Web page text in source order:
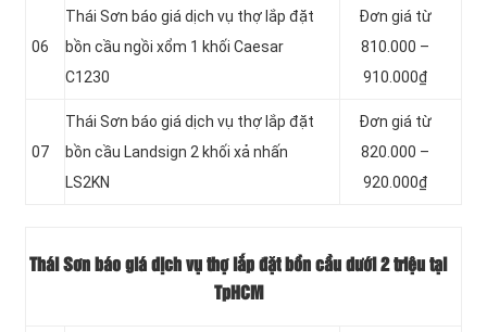
06
Thái Sơn báo giá dịch vụ thợ lắp đặt
bồn cầu ngồi xổm 1 khối Caesar
C1230
Đơn giá từ
810.000 –
910.000₫
07
Thái Sơn báo giá dịch vụ thợ lắp đặt
bồn cầu Landsign 2 khối xả nhấn
LS2KN
Đơn giá từ
820.000 –
920.000₫
Thái Sơn báo giá dịch vụ thợ lắp đặt bồn cầu dưới 2 triệu tại
TpHCM